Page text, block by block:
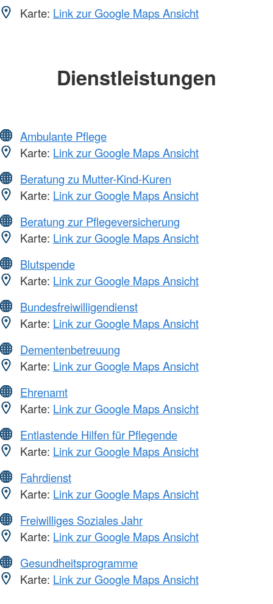
Karte: Link zur Google Maps Ansicht
Dienstleistungen
Ambulante Pflege
Karte: Link zur Google Maps Ansicht
Beratung zu Mutter-Kind-Kuren
Karte: Link zur Google Maps Ansicht
Beratung zur Pflegeversicherung
Karte: Link zur Google Maps Ansicht
Blutspende
Karte: Link zur Google Maps Ansicht
Bundesfreiwilligendienst
Karte: Link zur Google Maps Ansicht
Dementenbetreuung
Karte: Link zur Google Maps Ansicht
Ehrenamt
Karte: Link zur Google Maps Ansicht
Entlastende Hilfen für Pflegende
Karte: Link zur Google Maps Ansicht
Fahrdienst
Karte: Link zur Google Maps Ansicht
Freiwilliges Soziales Jahr
Karte: Link zur Google Maps Ansicht
Gesundheitsprogramme
Karte: Link zur Google Maps Ansicht